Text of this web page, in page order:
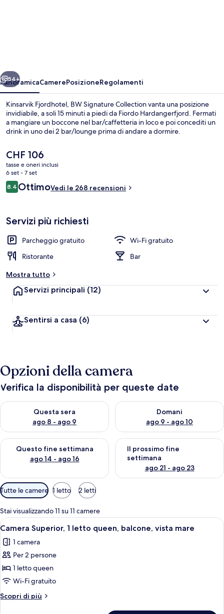
Servizio della camera
Avanti
54+
PanoramicaCamerePosizioneRegolamenti
Kinsarvik Fjordhotel, BW Signature Collection vanta una posizione
invidiabile, a soli 15 minuti a piedi da Fiordo Hardangerfjord. Fermati
a mangiare un boccone nel bar/caffetteria in loco e poi concediti un
drink in uno dei 2 bar/lounge prima di andare a dormire.
Il
prezzo
attuale
è
CHF 106
CHF 106
tasse e oneri inclusi
6 set - 7 set
Recensioni
8.48.4 su 10
OttimoVedi le 268 recensioni
Servizi più richiesti
Parcheggio gratuito
Wi-Fi gratuito
Ristorante
Bar
Mostra tutto
Servizi principali (12)
Sentirsi a casa (6)
Opzioni della camera
Verifica la disponibilità per queste date
Questa sera
ago 8 - ago 9
Verifica la disponibilità per questa sera, ago 8 - ago 9
Domani
ago 9 - ago 10
Verifica la disponibilità per
Questo fine settimana
ago 14 - ago 16
Verifica la disponibilità per questo fine settimana, ago 14 -
Il prossimo fine
settimana
ago 21 - ago 23
Verifica la disponibilità per il
Filtri
disponibili
per
le
camere
Tutte le camere 1 letto 2 letti
Stai visualizzando 11 su 11 camere
Apri
tutte
le
foto
per
Camera
Superior,
1
Camera d'albergo con un letto, un
5
Camera Superior, 1 letto queen, balcone, vista mare
1 camera
Per 2 persone
1 letto queen
Wi-Fi gratuito
Scopri di più
Altri